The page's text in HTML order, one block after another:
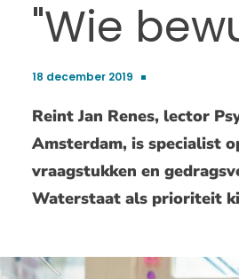
"Wie
Publicatiedatum:
18 december 2019
Reint Jan Renes, lector
Amsterdam, is specialist
vraagstukken en
Waterstaat als prioriteit